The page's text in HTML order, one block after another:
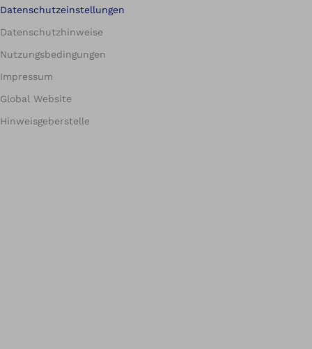
Datenschutzeinstellungen
Datenschutzhinweise
Nutzungsbedingungen
Impressum
Global Website
Hinweisgeberstelle